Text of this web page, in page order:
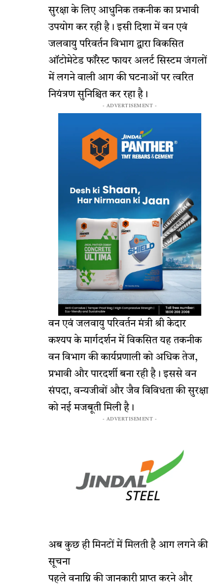
सुरक्षा के लिए आधुनिक तकनीक का प्रभावी
उपयोग कर रही है। इसी दिशा में वन एवं
जलवायु परिवर्तन विभाग द्वारा विकसित
ऑटोमेटेड फॉरेस्ट फायर अलर्ट सिस्टम जंगलों
में लगने वाली आग की घटनाओं पर त्वरित
नियंत्रण सुनिश्चित कर रहा है।
- ADVERTISEMENT -
वन एवं जलवायु परिवर्तन मंत्री श्री केदार
कश्यप के मार्गदर्शन में विकसित यह तकनीक
वन विभाग की कार्यप्रणाली को अधिक तेज,
प्रभावी और पारदर्शी बना रही है। इससे वन
संपदा, वन्यजीवों और जैव विविधता की सुरक्षा
को नई मजबूती मिली है।
- ADVERTISEMENT -
अब कुछ ही मिनटों में मिलती है आग लगने की
सूचना
पहले वनाग्नि की जानकारी प्राप्त करने और